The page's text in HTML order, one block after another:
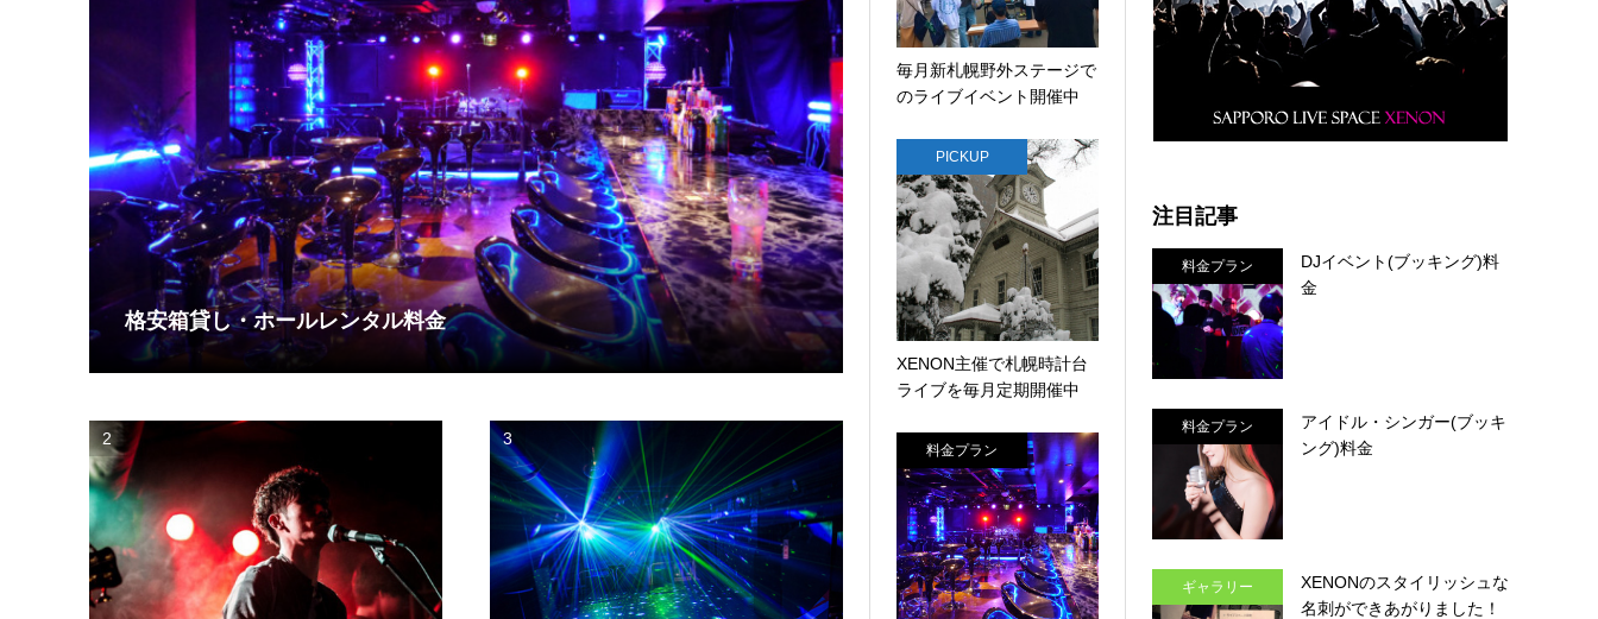
格安箱貸し・ホールレンタル料金
2 3
毎月新札幌野外ステージで
のライブイベント開催中
PICKUP
XENON主催で札幌時計台
ライブを毎月定期開催中
料金プラン
注目記事
料金プラン
DJイベント(ブッキング)料
金
料金プラン
アイドル・シンガー(ブッキ
ング)料金
ギャラリー
XENONのスタイリッシュな
名刺ができあがりました！